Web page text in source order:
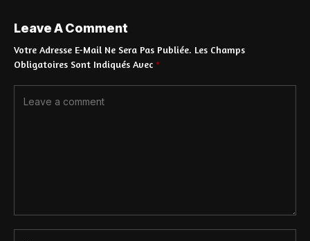
Leave A Comment
Votre Adresse E-Mail Ne Sera Pas Publiée. Les Champs
Obligatoires Sont Indiqués Avec *